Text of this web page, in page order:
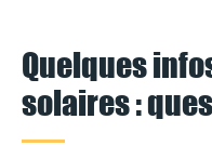
Quelques
solaires :